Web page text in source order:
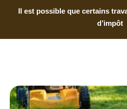
Il est possible que certains
d’impôt